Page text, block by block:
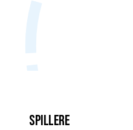
Spillere